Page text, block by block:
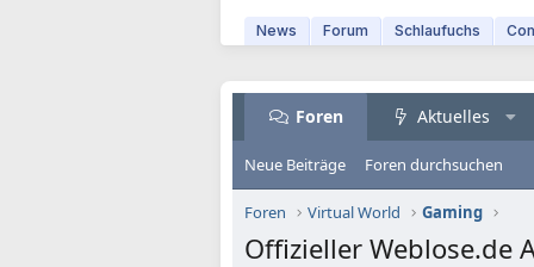
News Forum Schlaufuchs
Foren Aktuelles
Neue Beiträge Foren durchsuchen
Foren Virtual World Gaming
Offizieller Weblose.de